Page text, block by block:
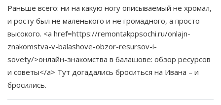
Раньше всего: ни на какую ногу описываемый не хромал,
и росту был не маленького и не громадного, а просто
высокого. <a href=https://remontakppsochi.ru/onlajn-
znakomstva-v-balashove-obzor-resursov-i-
sovety/>онлайн-знакомства в балашове: обзор ресурсов
и советы</a> Тут догадались броситься на Ивана – и
бросились.